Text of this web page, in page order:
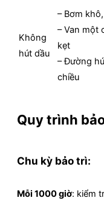
Không
hút dầu
– Bơm
– Van một
kẹt
– Đường
chiều
Quy trình
Chu kỳ bảo trì:
Mỗi 1000 giờ: kiểm